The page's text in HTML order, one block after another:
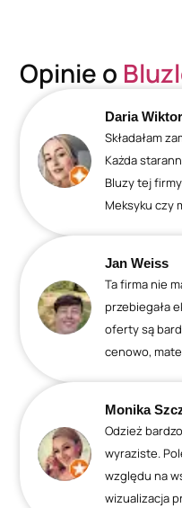
Opinie o
Daria
Składałam
Każda
Bluzy tej
Meksyku czy
Jan Weiss
Ta firma nie
przebiegała
oferty są
cenowo,
Monika
Odzież
wyraziste.
względu na
wizualizacja